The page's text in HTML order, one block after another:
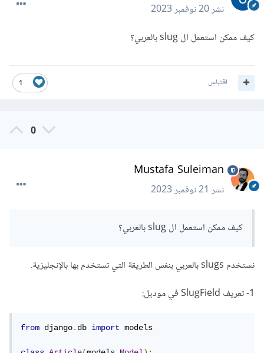
نشر20 نوفمبر 2023
كيف ممكن استعمل ال slug بالعربي؟
1 اقتباس
0
Mustafa Suleiman
نشر21 نوفمبر 2023
كيف ممكن استعمل ال slug بالعربي؟
نستخدم slugs بالعربي بنفس الطريقة التي تستخدم بها بالإنجليزية.
1- تعريف SlugField في موديل:
from django.db import models